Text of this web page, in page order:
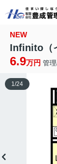
NEW
Infinito（
6.9万円 管
1/24